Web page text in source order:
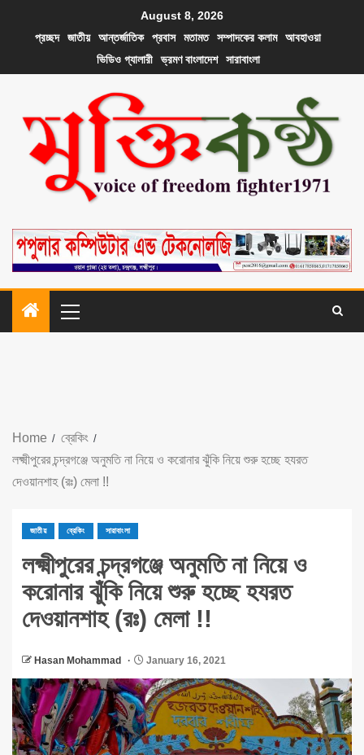
August 8, 2026
প্রচ্ছদ
জাতীয় আন্তর্জাতিক প্রবাস মতামত সম্পাদকের কলাম
আবহাওয়া
ভিডিও গ্যালারী
ভ্রমণ বাংলাদেশ সারাবাংলা
Home
ব্রেকিং
লক্ষ্মীপুরের চন্দ্রগঞ্জে অনুমতি না নিয়ে ও করোনার ঝুঁকি নিয়ে শুরু হচ্ছে হযরত
দেওয়ানশাহ (রঃ) মেলা !!
জাতীয় ব্রেকিং সারাবাংলা
লক্ষ্মীপুরের চন্দ্রগঞ্জে অনুমতি না নিয়ে ও
করোনার ঝুঁকি নিয়ে শুরু হচ্ছে হযরত
দেওয়ানশাহ (রঃ) মেলা !!
Hasan Mohammad January 16, 2021